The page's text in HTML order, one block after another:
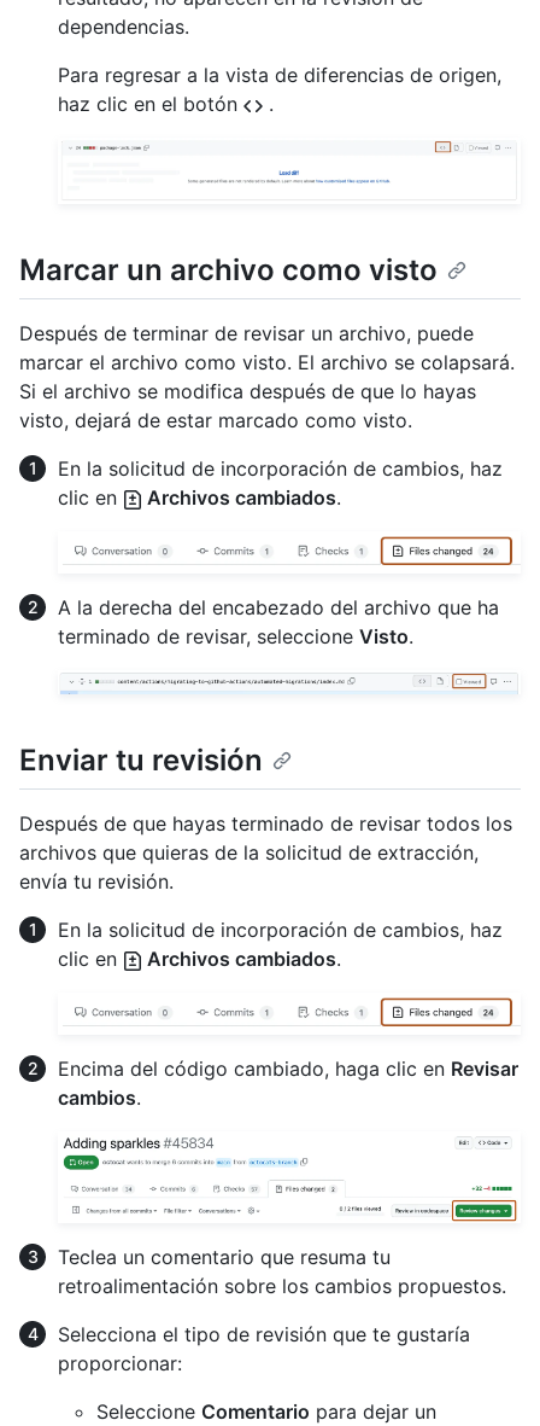
dependencias.
Para regresar a la vista de diferencias de origen,
haz clic en el botón
.
Marcar un archivo como visto
Después de terminar de revisar un archivo, puede
marcar el archivo como visto. El archivo se colapsará.
Si el archivo se modifica después de que lo hayas
visto, dejará de estar marcado como visto.
En la solicitud de incorporación de cambios, haz
clic en
Archivos cambiados.
A la derecha del encabezado del archivo que ha
terminado de revisar, seleccione Visto.
Enviar tu revisión
Después de que hayas terminado de revisar todos los
archivos que quieras de la solicitud de extracción,
envía tu revisión.
En la solicitud de incorporación de cambios, haz
clic en
Archivos cambiados.
Encima del código cambiado, haga clic en Revisar
cambios.
Teclea un comentario que resuma tu
retroalimentación sobre los cambios propuestos.
Selecciona el tipo de revisión que te gustaría
proporcionar:
Seleccione Comentario para dejar un